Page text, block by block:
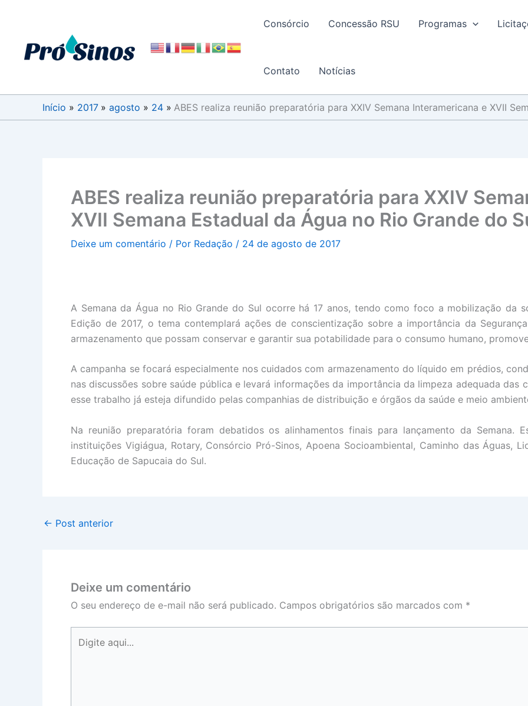
conteúdo
Consórcio Concessão RSU Programas
Contato Notícias
Início 2017 agosto 24 ABES realiza reunião preparatória para XXIV Semana Interamericana e XVII
ABES realiza reunião preparatória para XXIV
XVII Semana Estadual da Água no Rio Grande do
Deixe um comentário / Por Redação / 24 de agosto de 2017
A Semana da Água no Rio Grande do Sul ocorre há 17 anos, tendo como foco a mobilização da
Edição de 2017, o tema contemplará ações de conscientização sobre a importância da
armazenamento que possam conservar e garantir sua potabilidade para o consumo humano,
A campanha se focará especialmente nos cuidados com armazenamento do líquido em prédios,
nas discussões sobre saúde pública e levará informações da importância da limpeza adequada das
esse trabalho já esteja difundido pelas companhias de distribuição e órgãos da saúde e meio
Na reunião preparatória foram debatidos os alinhamentos finais para lançamento da Semana.
instituições Vigiágua, Rotary, Consórcio Pró-Sinos, Apoena Socioambiental, Caminho das Águas,
Educação de Sapucaia do Sul.
← Post anterior
Deixe um comentário
O seu endereço de e-mail não será publicado. Campos obrigatórios são marcados com *
aqui...